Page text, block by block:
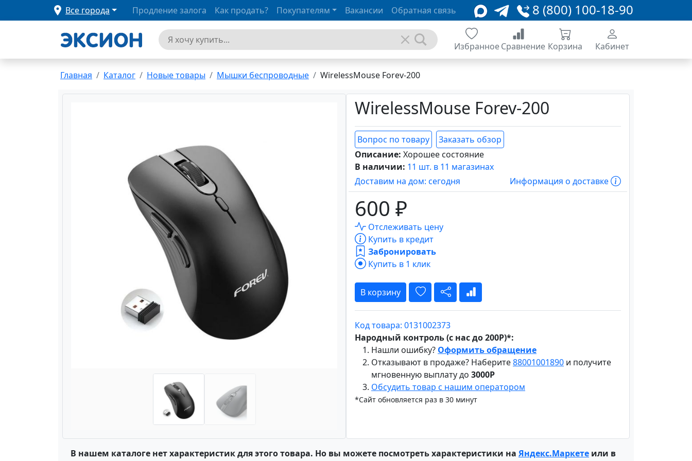
Все города 8 (800) 100-18-90
Продление залога Как продать? Покупателям Вакансии Обратная связь
ИзбранноеСравнение Корзина Кабинет
Главная Каталог Новые товары Мышки беспроводные WirelessMouse Forev-200
WirelessMouse Forev-200
Вопрос по товару
Заказать обзор
Описание: Хорошее состояние
В наличии: 11 шт. в 11 магазинах
Доставим на дом: сегодня
Информация о доставке
600 ₽
Отслеживать цену
Купить в кредит
Забронировать
Купить в 1 клик
В корзину
Код товара: 0131002373
Народный контроль (с нас до 200Р)*:
Нашли ошибку? Оформить обращение
Отказывают в продаже? Наберите88001001890 и получите
мгновенную выплату до 3000Р
Обсудить товар с нашим оператором
*Сайт обновляется раз в 30 минут
В нашем каталоге нет характеристик для этого товара. Но вы можете посмотреть характеристики на Яндекс.Маркете или в